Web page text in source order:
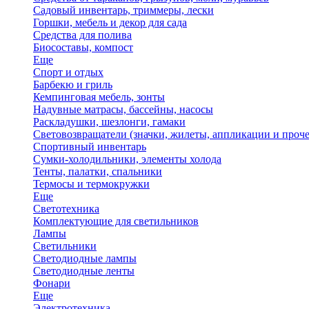
Садовый инвентарь, триммеры, лески
Горшки, мебель и декор для сада
Средства для полива
Биосоставы, компост
Еще
Спорт и отдых
Барбекю и гриль
Кемпинговая мебель, зонты
Надувные матрасы, бассейны, насосы
Раскладушки, шезлонги, гамаки
Световозвращатели (значки, жилеты, аппликации и
Спортивный инвентарь
Сумки-холодильники, элементы холода
Тенты, палатки, спальники
Термосы и термокружки
Еще
Светотехника
Комплектующие для светильников
Лампы
Светильники
Светодиодные лампы
Светодиодные ленты
Фонари
Еще